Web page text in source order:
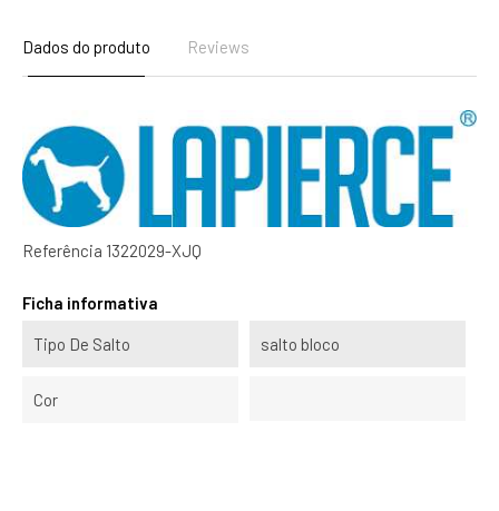
Dados do produto Reviews
Referência 1322029-XJQ
Ficha informativa
Tipo De Salto salto bloco
Cor